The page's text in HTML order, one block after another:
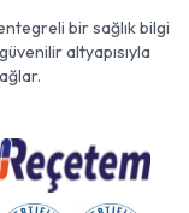
bir sağlık bilgi
altyapısıyla